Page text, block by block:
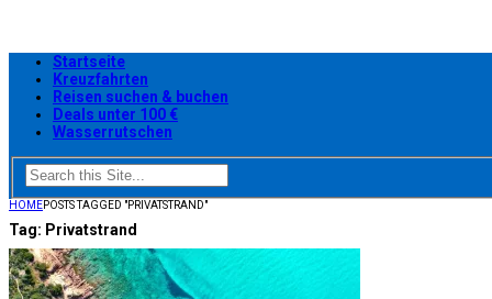
Startseite
Kreuzfahrten
Reisen suchen & buchen
Deals unter 100 €
Wasserrutschen
HOMEPOSTS TAGGED "PRIVATSTRAND"
Tag: Privatstrand